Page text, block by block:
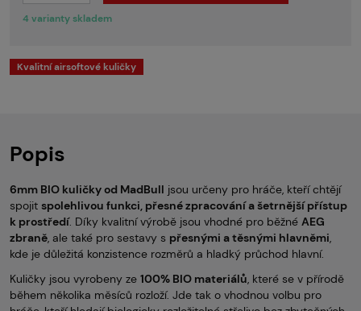
4 varianty skladem
Kvalitní airsoftové kuličky
Popis
6mm BIO kuličky od MadBull jsou určeny pro hráče, kteří chtějí
spojit spolehlivou funkci, přesné zpracování a šetrnější přístup
k prostředí. Díky kvalitní výrobě jsou vhodné pro běžné AEG
zbraně, ale také pro sestavy s přesnými a těsnými hlavněmi,
kde je důležitá konzistence rozměrů a hladký průchod hlavní.
Kuličky jsou vyrobeny ze 100% BIO materiálů, které se v přírodě
během několika měsíců rozloží. Jde tak o vhodnou volbu pro